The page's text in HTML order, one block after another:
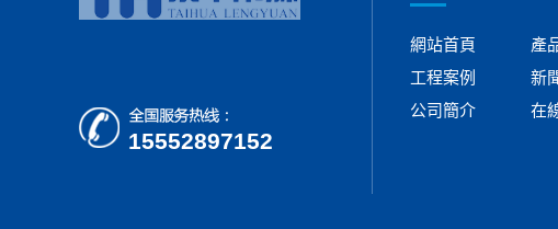
15552897152
網站首頁
產
工程案例
新
公司簡介
在